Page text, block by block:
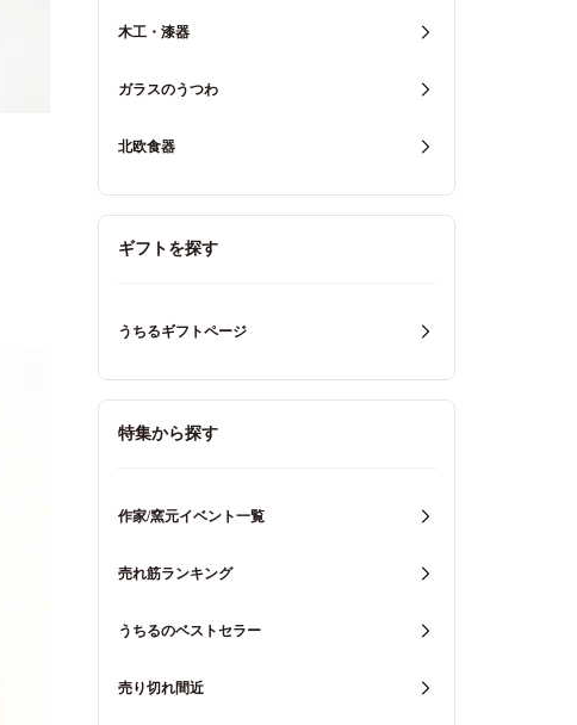
木工・漆器
ガラスのうつわ
北欧食器
ギフトを探す
うちるギフトページ
特集から探す
作家/窯元イベント一覧
売れ筋ランキング
うちるのベストセラー
売り切れ間近